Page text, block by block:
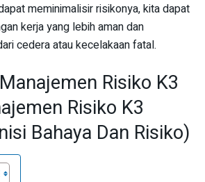
meminimalisir risikonya, kita dapat
kerja yang lebih aman dan
cedera atau kecelakaan fatal.
Risiko K3
Risiko K3
Bahaya Dan Risiko)